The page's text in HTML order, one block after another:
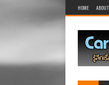
HOME ABOUT